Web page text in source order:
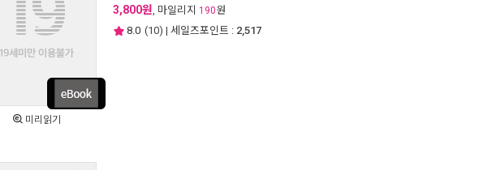
미리읽기
3,800원, 마일리지 190원
8.0 (10) | 세일즈포인트 : 2,517